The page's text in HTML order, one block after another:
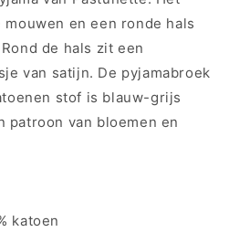
en een ronde hals
de hals zit een
van satijn. De pyjamabroek
stof is blauw-grijs
patroon van bloemen en
katoen